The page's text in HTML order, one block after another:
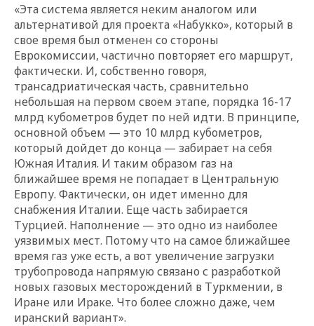
«Эта система является неким аналогом или
альтернативой для проекта «Набукко», который в
свое время был отменен со стороны
Еврокомиссии, частично повторяет его маршрут,
фактически. И, собственно говоря,
трансадриатическая часть, сравнительно
небольшая на первом своем этапе, порядка 16-17
млрд кубометров будет по ней идти. В принципе,
основной объем — это 10 млрд кубометров,
который дойдет до конца — забирает на себя
Южная Италия. И таким образом газ на
ближайшее время не попадает в Центральную
Европу. Фактически, он идет именно для
снабжения Италии. Еще часть забирается
Турцией. Наполнение — это одно из наиболее
уязвимых мест. Потому что на самое ближайшее
время газ уже есть, а вот увеличение загрузки
трубопровода напрямую связано с разработкой
новых газовых месторождений в Туркмении, в
Иране или Ираке. Что более сложно даже, чем
иранский вариант».